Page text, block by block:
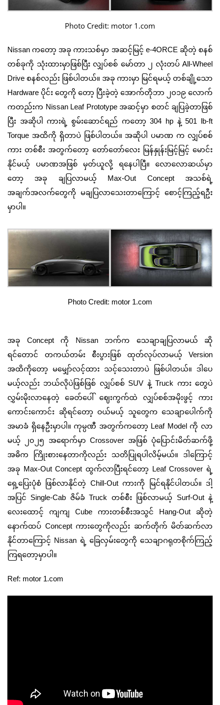
Photo Credit: motor 1.com
Nissanကတော့ အခု ကားသစ်မှာ အဆင့်မြင့် e-4ORCE ဆိုတဲ့ စနစ်
တစ်ခုကို သုံးထားမှာဖြစ်ပြီး လျှပ်စစ် မော်တာ ၂ လုံးတပ် All-Wheel
Drive စနစ်လည်း ဖြစ်ပါတယ်။ အခု ကားမှာ မြင်ရမယ့် တစ်ချို့သော
Hardware ပိုင်း တွေကို တော့ ပြီးခဲ့တဲ့ အောက်တိုဘာ ၂၀၁၉ လောက်
ကတည်းက Nissan Leaf Prototype အဆင့်မှာ စတင် ချပြခဲ့တာဖြစ်
ပြီး အဆိုပါ ကားရဲ့ စွမ်းဆောင်ရည် ကတော့304 hp နဲ့501 lb-ft
Torque အထိကို ရှိတာပဲ ဖြစ်ပါတယ်။ အဆိုပါ ပမာဏ က လျှပ်စစ်
ကား တစ်စီး အတွက်တော့ တော်တော်လေး မြန်နှုန်းမြင့်မြင့် မောင်း
နိုင်မယ့် ပမာဏအဖြစ် မှတ်ယူလို့ ရနေပါပြီ။ လောလောဆယ်မှာ
တော့ အခု ချပြလာမယ့် Max-Out Concept အသစ်ရဲ့
အချက်အလက်တွေကို မချပြလာသေးတာကြောင့် စောင့်ကြည့်ရဦး
မှာပါ။
Photo Credit: motor 1.com
အခု Concept ကို Nissan ဘက်က သေချာချပြလာမယ် ဆို
ရင်တောင် တကယ်တမ်း စီးပွားဖြစ် ထုတ်လုပ်လာမယ့် Version
အထိကိုတော့ မမျှော်လင့်ထား ‌သင့်သေးတာပဲ ဖြစ်ပါတယ်။ ဒါပေ
မယ့်လည်း ဘယ်လိုပဲဖြစ်ဖြစ် လျှပ်စစ် SUV နဲ့Truck ကား တွေပဲ
လွှမ်းမိုးလာနေတဲ့ ခေတ်ပေါ် ဈေးကွက်ထဲ လျှပ်စစ်အမိုးဖွင့် ကား
ကောင်းကောင်း ဆိုရင်တော့ ဝယ်မယ့် သူတွေက သေချာပေါက်ကို
အမာခံ ရှိနေဦးမှာပါ။ ကုမ္ပဏီ အတွက်ကတော့ Leaf Modelကို လာ
မယ့် ၂၀၂၅ အရောက်မှာCrossover အဖြစ် ပုံပြောင်းမိတ်ဆက်ဖို့
အဓိက ကြိုးစားနေတာကိုလည်း သတိပြုရပါလိမ့်မယ်။ ဒါကြောင့်
အခု Max-Out Conceptထွက်လာပြီးရင်တော့ Leaf Crossoverရဲ့
ရှေ့ပြေးပုံစံ ဖြစ်လာနိုင်တဲ့ Chill-Outကားကို မြင်ရနိုင်ပါတယ်။ ဒါ့
အပြင် Single-Cab ဇိမ်ခံTruck တစ်စီး ဖြစ်လာမယ့် Surf-Outနဲ့
လေးထောင့် ကျကျ Cube ကားတစ်စီးအသွင် Hang-Out ဆိုတဲ့
နောက်ထပ် Concept ကားတွေကိုလည်း ဆက်တိုက် မိတ်ဆက်လာ
နိုင်တာကြောင့် Nissan ရဲ့ ‌ခြေလှမ်းတွေကို သေချာဂရုတစိုက်ကြည့်
ကြရတော့မှာပါ။
Ref: motor 1.com